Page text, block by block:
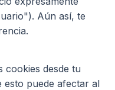
Aún así, te
cookies desde tu
esto puede afectar al